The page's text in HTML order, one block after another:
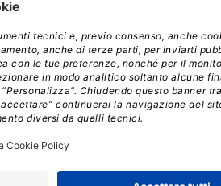
materiale da condividere
note, ma si potranno anche
più imponente di
stante.